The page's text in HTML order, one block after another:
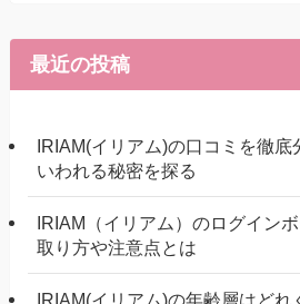
最近の投稿
IRIAM(イリアム)の口コミを徹底
いわれる秘密を探る
IRIAM（イリアム）のログイン
取り方や注意点とは
IRIAM(イリアム)の年齢層はどれ